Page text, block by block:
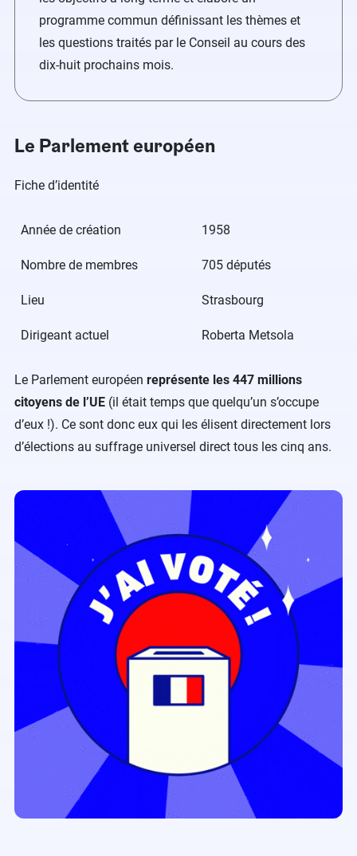
programme commun définissant les thèmes et
les questions traités par le Conseil au cours des
dix-huit prochains mois.
Le Parlement européen
Fiche d’identité
Année de création 1958
Nombre de membres 705 députés
Lieu Strasbourg
Dirigeant actuel Roberta Metsola
Le Parlement européen représente les 447 millions
citoyens de l’UE (il était temps que quelqu’un s’occupe
d’eux !). Ce sont donc eux qui les élisent directement lors
d’élections au suffrage universel direct tous les cinq ans.